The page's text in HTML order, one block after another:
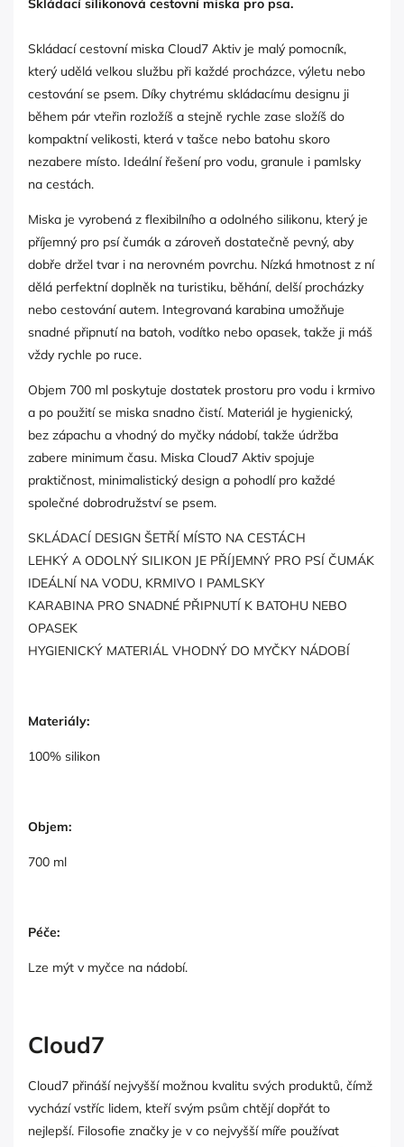
Skládací silikonová cestovní miska pro psa.
Skládací cestovní miska Cloud7 Aktiv je malý pomocník,
který udělá velkou službu při každé procházce, výletu nebo
cestování se psem. Díky chytrému skládacímu designu ji
během pár vteřin rozložíš a stejně rychle zase složíš do
kompaktní velikosti, která v tašce nebo batohu skoro
nezabere místo. Ideální řešení pro vodu, granule i pamlsky
na cestách.
Miska je vyrobená z flexibilního a odolného silikonu, který je
příjemný pro psí čumák a zároveň dostatečně pevný, aby
dobře držel tvar i na nerovném povrchu. Nízká hmotnost z ní
dělá perfektní doplněk na turistiku, běhání, delší procházky
nebo cestování autem. Integrovaná karabina umožňuje
snadné připnutí na batoh, vodítko nebo opasek, takže ji máš
vždy rychle po ruce.
Objem 700 ml poskytuje dostatek prostoru pro vodu i krmivo
a po použití se miska snadno čistí. Materiál je hygienický,
bez zápachu a vhodný do myčky nádobí, takže údržba
zabere minimum času. Miska Cloud7 Aktiv spojuje
praktičnost, minimalistický design a pohodlí pro každé
společné dobrodružství se psem.
SKLÁDACÍ DESIGN ŠETŘÍ MÍSTO NA CESTÁCH
LEHKÝ A ODOLNÝ SILIKON JE PŘÍJEMNÝ PRO PSÍ ČUMÁK
IDEÁLNÍ NA VODU, KRMIVO I PAMLSKY
KARABINA PRO SNADNÉ PŘIPNUTÍ K BATOHU NEBO
OPASEK
HYGIENICKÝ MATERIÁL VHODNÝ DO MYČKY NÁDOBÍ
Materiály:
100% silikon
Objem:
700 ml
Péče:
Lze mýt v myčce na nádobí.
Cloud7
Cloud7 přináší nejvyšší možnou kvalitu svých produktů, čímž
vychází vstříc lidem, kteří svým psům chtějí dopřát to
nejlepší. Filosofie značky je v co nejvyšší míře používat